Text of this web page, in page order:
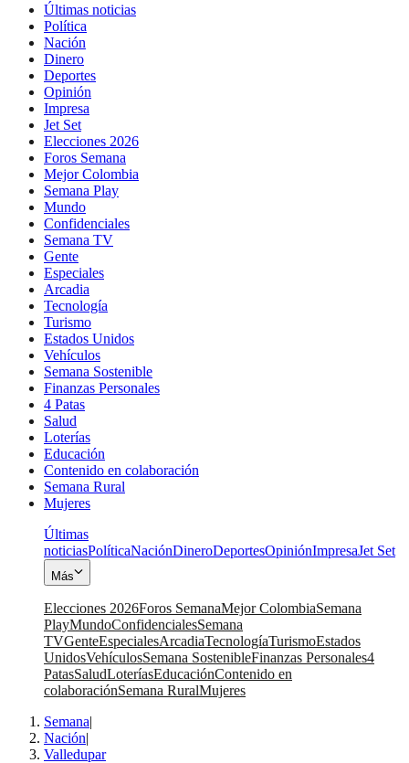
Últimas noticias
Política
Nación
Dinero
Deportes
Opinión
Impresa
Jet Set
Elecciones 2026
Foros Semana
Mejor Colombia
Semana Play
Mundo
Confidenciales
Semana TV
Gente
Especiales
Arcadia
Tecnología
Turismo
Estados Unidos
Vehículos
Semana Sostenible
Finanzas Personales
4 Patas
Salud
Loterías
Educación
Contenido en colaboración
Semana Rural
Mujeres
Últimas
noticiasPolíticaNaciónDineroDeportesOpiniónImpresaJet Set
Más
Elecciones 2026Foros SemanaMejor ColombiaSemana
PlayMundoConfidencialesSemana
TVGenteEspecialesArcadiaTecnologíaTurismoEstados
UnidosVehículosSemana SostenibleFinanzas Personales4
PatasSaludLoteríasEducaciónContenido en
colaboraciónSemana RuralMujeres
Semana|
Nación|
Valledupar